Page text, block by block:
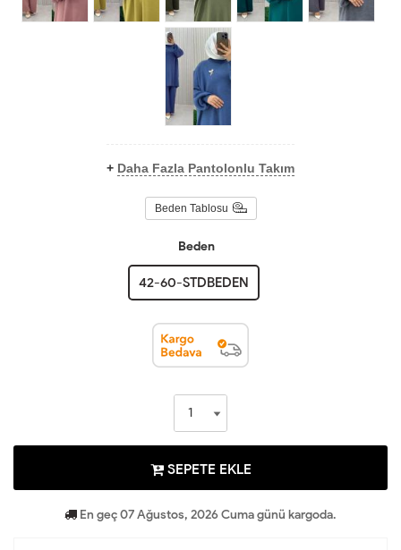
+ Daha Fazla Pantolonlu Takım
Beden Tablosu
Beden
42-60-STDBEDEN
SEPETE EKLE
En geç 07 Ağustos, 2026 Cuma günü kargoda.